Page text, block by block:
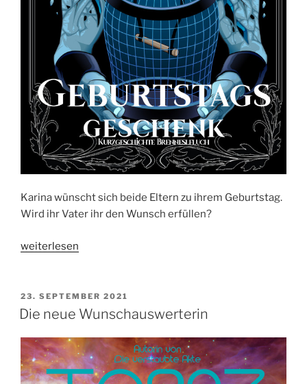
Karina wünscht sich beide Eltern zu ihrem Geburtstag.
Wird ihr Vater ihr den Wunsch erfüllen?
„Geburtstagsgeschenk“
weiterlesen
VERÖFFENTLICHT
AM
23. SEPTEMBER 2021
Die neue Wunschauswerterin